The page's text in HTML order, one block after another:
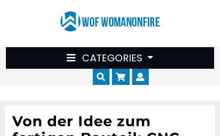
CATEGORIES
Cart
Von der Idee zum